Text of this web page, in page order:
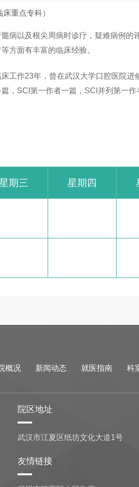
重点专科）
病以及根尖周病时诊疗，疑难病例
方面有丰富的临床经验。
工作23年，曾在武汉大学口腔医院
，SCI第一作者一篇，SCI并列第一作
期三 星期四
概况 新闻动态 就医指南 科
院区地址
武汉市江夏区纸坊文化大道1号
友情链接